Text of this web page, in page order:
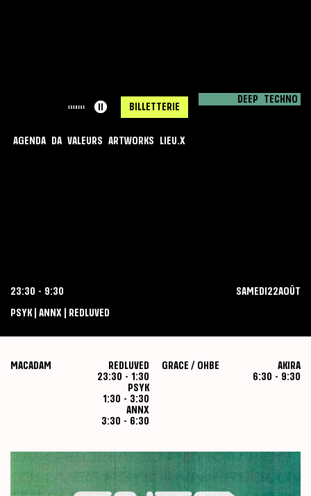
BILLETTERIE
ll
AGENDA DA VALEURS ARTWORKS LIEU.X
TECHNO
DEEP
PSYK | ANNX | REDLUVED
23:30 - 9:30 SAMEDI 22AOÛT
MACADAM
REDLUVED
23:30 - 1:30
PSYK
1:30 - 3:30
ANNX
3:30 - 6:30
GRACE / OHBE
AKIRA
6:30 - 9:30